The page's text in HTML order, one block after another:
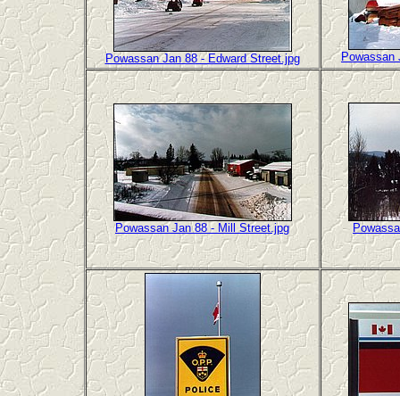
Powassan Jan 88 - Edward Street.jpg Powassan
Powassan Jan 88 - Mill Street.jpg